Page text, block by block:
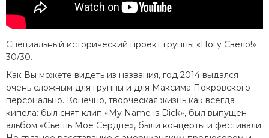
Специальный исторический проект группы «Ногу Свело!»
30/30.
Как Вы можете видеть из названия, год 2014 выдался
очень сложным для группы и для Максима Покровского
персонально. Конечно, творческая жизнь как всегда
кипела: был снят клип «My Name is Dick», был выпущен
альбом «Съешь Мое Сердце», были концерты и фестивали.